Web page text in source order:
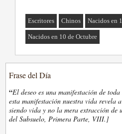
Escritores Chinos Nacidos en
Nacidos en 10 de Octubre
Frase del Día
“El deseo es una manifestación de
esta manifestación nuestra vida revela
siendo vida y no la mera extracción de
del Subsuelo, Primera Parte, VIII.]